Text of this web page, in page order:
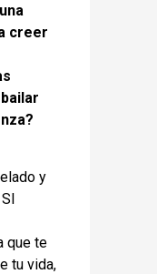
creer
y
que te
tu vida,